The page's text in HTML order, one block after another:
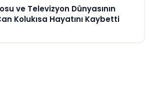
ve Televizyon Dünyasının
Kolukısa Hayatını Kaybetti